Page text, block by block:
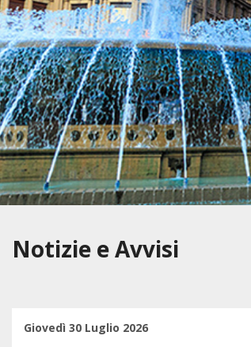
Notizie e Avvisi
Giovedì 30 Luglio 2026